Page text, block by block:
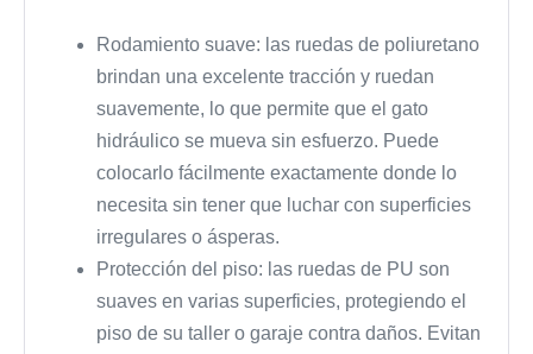
Rodamiento suave: las ruedas de poliuretano
brindan una excelente tracción y ruedan
suavemente, lo que permite que el gato
hidráulico se mueva sin esfuerzo. Puede
colocarlo fácilmente exactamente donde lo
necesita sin tener que luchar con superficies
irregulares o ásperas.
Protección del piso: las ruedas de PU son
suaves en varias superficies, protegiendo el
piso de su taller o garaje contra daños. Evitan